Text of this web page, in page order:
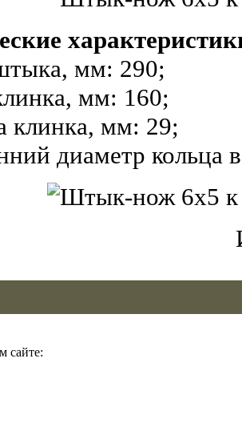
мм: 290;
мм: 160;
мм: 29;
диаметр кольца
сайте: